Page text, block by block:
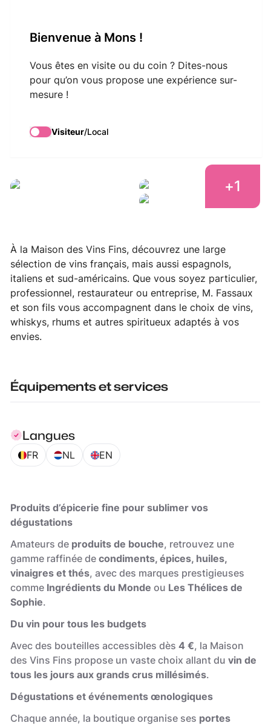
Bienvenue à Mons !
Vous êtes en visite ou du coin ? Dites-nous
pour qu’on vous propose une expérience sur-
mesure !
Visiteur/Local
La Maison des Vins
Fins
+1
À la Maison des Vins Fins, découvrez une large
sélection de vins français, mais aussi espagnols,
italiens et sud-américains. Que vous soyez particulier,
professionnel, restaurateur ou entreprise, M. Fassaux
et son fils vous accompagnent dans le choix de vins,
whiskys, rhums et autres spiritueux adaptés à vos
envies.
Équipements et services
Langues
FR NL EN
Produits d’épicerie fine pour sublimer vos
dégustations
Amateurs de produits de bouche, retrouvez une
gamme raffinée decondiments, épices, huiles,
vinaigres et thés, avec des marques prestigieuses
comme Ingrédients du Monde ou Les Thélices de
Sophie.
Du vin pour tous les budgets
Avec des bouteilles accessibles dès4 €, la Maison
des Vins Fins propose un vaste choix allant duvin de
tous les jours aux grands crus millésimés.
Dégustations et événements œnologiques
Chaque année, la boutique organise ses portes